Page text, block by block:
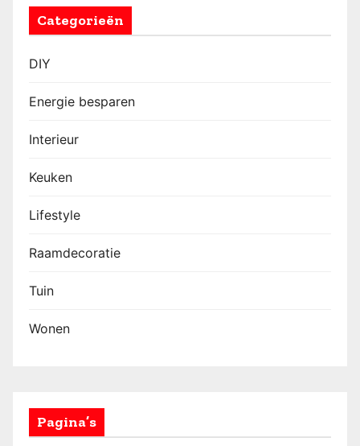
Categorieën
DIY
Energie besparen
Interieur
Keuken
Lifestyle
Raamdecoratie
Tuin
Wonen
Pagina’s